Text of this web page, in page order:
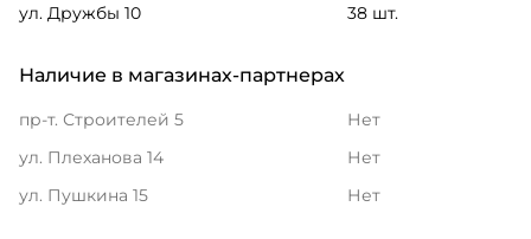
ул. Дружбы 10 38 шт.
Наличие в магазинах-партнерах
пр-т. Строителей 5
Нет
ул. Плеханова 14
Нет
ул. Пушкина 15
Нет